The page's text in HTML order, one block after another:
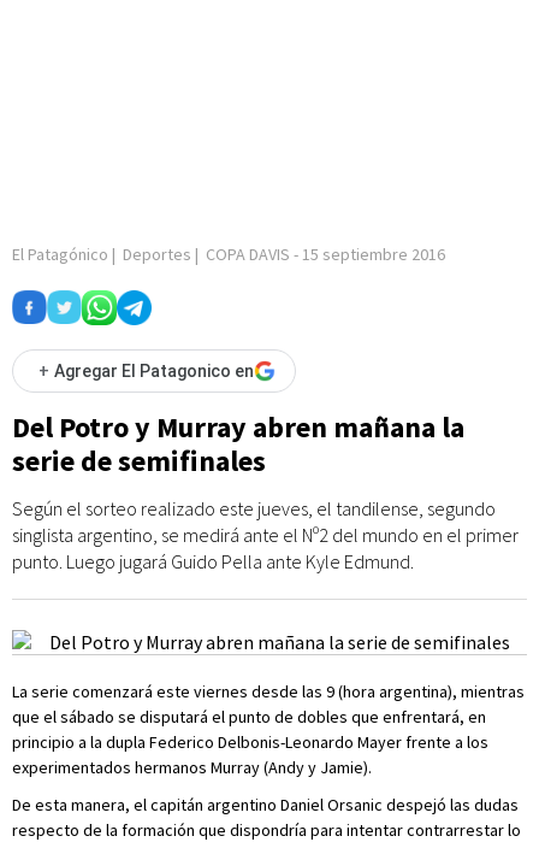
El Patagónico | Deportes | COPA DAVIS - 15 septiembre 2016
+ Agregar El Patagonico en
Del Potro y Murray abren mañana la
serie de semifinales
Según el sorteo realizado este jueves, el tandilense, segundo
singlista argentino, se medirá ante el Nº2 del mundo en el primer
punto. Luego jugará Guido Pella ante Kyle Edmund.
La serie comenzará este viernes desde las 9 (hora argentina), mientras
que el sábado se disputará el punto de dobles que enfrentará, en
principio a la dupla Federico Delbonis-Leonardo Mayer frente a los
experimentados hermanos Murray (Andy y Jamie).
De esta manera, el capitán argentino Daniel Orsanic despejó las dudas
respecto de la formación que dispondría para intentar contrarrestar lo